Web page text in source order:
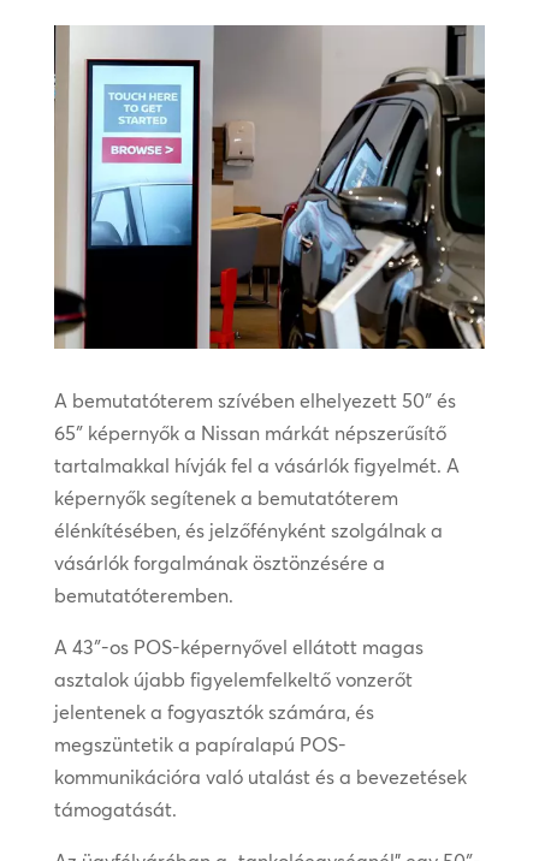
A bemutatóterem szívében elhelyezett 50″ és
65″ képernyők a Nissan márkát népszerűsítő
tartalmakkal hívják fel a vásárlók figyelmét. A
képernyők segítenek a bemutatóterem
élénkítésében, és jelzőfényként szolgálnak a
vásárlók forgalmának ösztönzésére a
bemutatóteremben.
A 43″-os POS-képernyővel ellátott magas
asztalok újabb figyelemfelkeltő vonzerőt
jelentenek a fogyasztók számára, és
megszüntetik a papíralapú POS-
kommunikációra való utalást és a bevezetések
támogatását.